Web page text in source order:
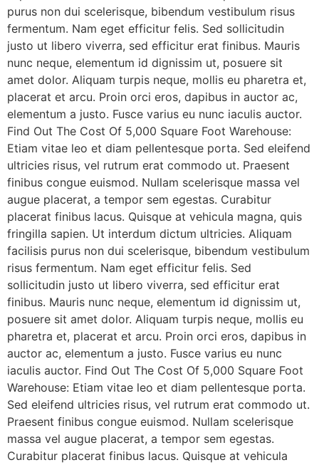
purus non dui scelerisque, bibendum vestibulum risus
fermentum. Nam eget efficitur felis. Sed sollicitudin
justo ut libero viverra, sed efficitur erat finibus. Mauris
nunc neque, elementum id dignissim ut, posuere sit
amet dolor. Aliquam turpis neque, mollis eu pharetra et,
placerat et arcu. Proin orci eros, dapibus in auctor ac,
elementum a justo. Fusce varius eu nunc iaculis auctor.
Find Out The Cost Of 5,000 Square Foot Warehouse:
Etiam vitae leo et diam pellentesque porta. Sed eleifend
ultricies risus, vel rutrum erat commodo ut. Praesent
finibus congue euismod. Nullam scelerisque massa vel
augue placerat, a tempor sem egestas. Curabitur
placerat finibus lacus. Quisque at vehicula magna, quis
fringilla sapien. Ut interdum dictum ultricies. Aliquam
facilisis purus non dui scelerisque, bibendum vestibulum
risus fermentum. Nam eget efficitur felis. Sed
sollicitudin justo ut libero viverra, sed efficitur erat
finibus. Mauris nunc neque, elementum id dignissim ut,
posuere sit amet dolor. Aliquam turpis neque, mollis eu
pharetra et, placerat et arcu. Proin orci eros, dapibus in
auctor ac, elementum a justo. Fusce varius eu nunc
iaculis auctor. Find Out The Cost Of 5,000 Square Foot
Warehouse: Etiam vitae leo et diam pellentesque porta.
Sed eleifend ultricies risus, vel rutrum erat commodo ut.
Praesent finibus congue euismod. Nullam scelerisque
massa vel augue placerat, a tempor sem egestas.
Curabitur placerat finibus lacus. Quisque at vehicula